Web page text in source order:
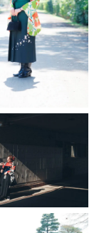
にお問い合わせ
望くらいまで
ジや、予定人
駅までお知ら
などが存在する